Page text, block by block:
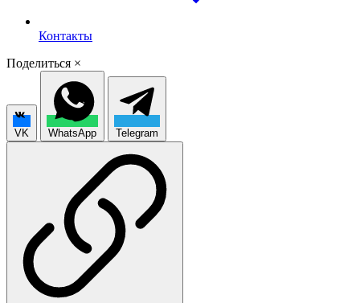
Контакты
Поделиться ×
VK WhatsApp Telegram